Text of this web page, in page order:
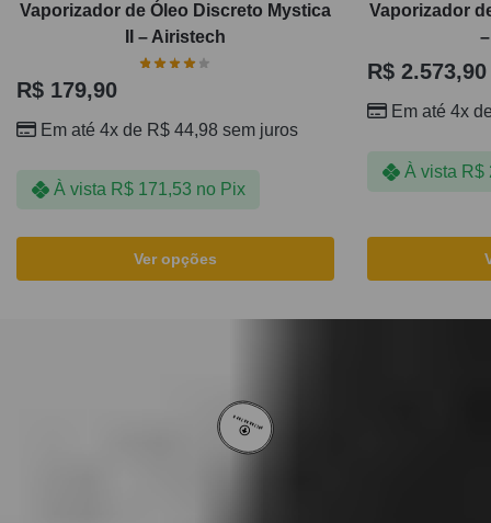
Vaporizador de Óleo Discreto Mystica
II – Airistech
R$ 179,90
Em até 4x de R$ 44,98 sem juros
À vista R$171,53 no Pix
Ver opções
Vaporizador
R$ 2.573,90
Em até 4x
À vista R$
VOLTAR AO TOPO